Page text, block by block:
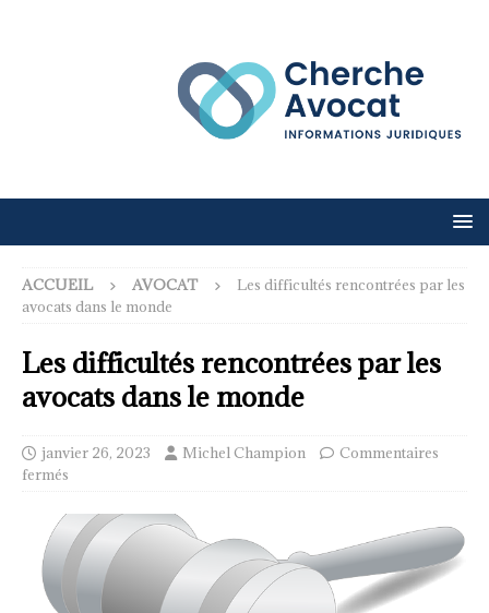
ACCUEIL AVOCAT
Les difficultés rencontrées par les
avocats dans le monde
Les difficultés rencontrées par les
avocats dans le monde
janvier 26, 2023 Michel Champion
Commentaires
fermés